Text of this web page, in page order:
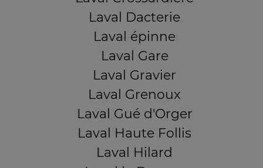
Laval Dacterie
Laval épinne
Laval Gare
Laval Gravier
Laval Grenoux
Laval Gué d'Orger
Laval Haute Follis
Laval Hilard